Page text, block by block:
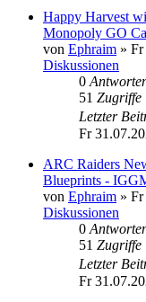
Happy Harvest
Monopoly GO
von Ephraim » Fr
Diskussionen
0
51 Zugriffe
Letzter
Fr
ARC Raiders
Blueprints -
von Ephraim » Fr
Diskussionen
0
51 Zugriffe
Letzter
Fr